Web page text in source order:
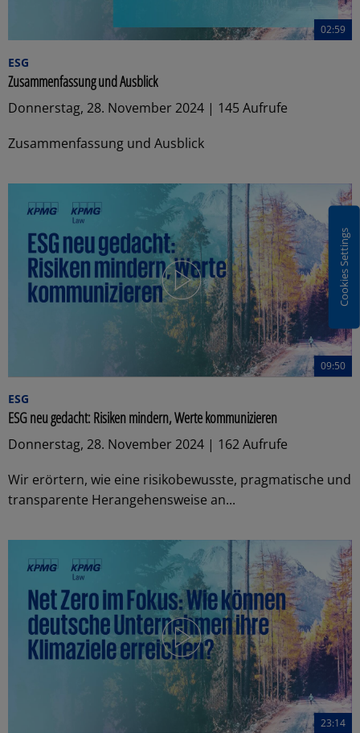
02:59
ESG
Zusammenfassung und Ausblick
Donnerstag, 28. November 2024 | 145 Aufrufe
Zusammenfassung und Ausblick
09:50
ESG
ESG neu gedacht: Risiken mindern, Werte kommunizieren
Donnerstag, 28. November 2024 | 162 Aufrufe
Wir erörtern, wie eine risikobewusste, pragmatische und
transparente Herangehensweise an...
23:14
Cookies Settings